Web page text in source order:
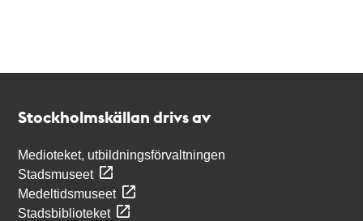
Stockholmskällan drivs av
Medioteket, utbildningsförvaltningen
Stadsmuseet
Medeltidsmuseet
Stadsbiblioteket